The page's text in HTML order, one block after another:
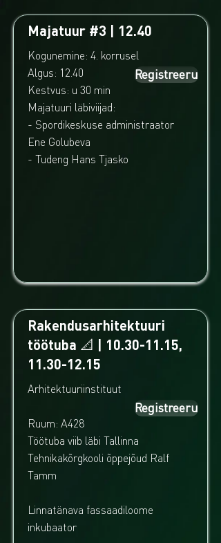
Majatuur #3 | 12.40
Kogunemine: 4. korrusel
Algus: 12.40
Kestvus: u 30 min
Majatuuri läbiviijad:
- Spordikeskuse administraator
Ene Golubeva
- Tudeng Hans Tjasko
Registreeru
Rakendusarhitektuuri
töötuba 📐 | 10.30-11.15,
11.30-12.15
Arhitektuuriinstituut
Ruum: A428
Töötuba viib läbi Tallinna
Tehnikakõrgkooli õppejõud Ralf
Tamm
Linnatänava fassaadiloome
inkubaator
Registreeru